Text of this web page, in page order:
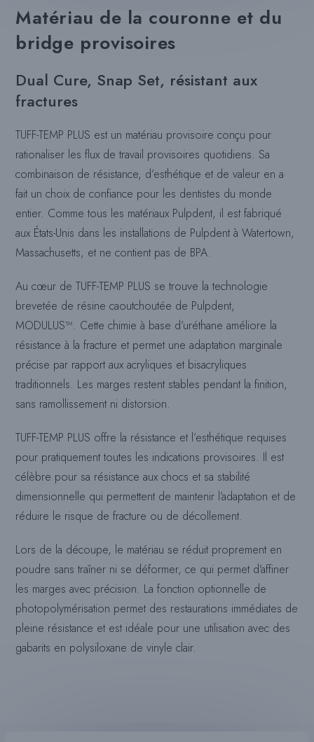
Matériau de la couronne et du
bridge provisoires
Dual Cure, Snap Set, résistant aux
fractures
TUFF-TEMP PLUS est un matériau provisoire conçu pour
rationaliser les flux de travail provisoires quotidiens. Sa
combinaison de résistance, d’esthétique et de valeur en a
fait un choix de confiance pour les dentistes du monde
entier. Comme tous les matériaux Pulpdent, il est fabriqué
aux États-Unis dans les installations de Pulpdent à Watertown,
Massachusetts, et ne contient pas de BPA.
Au cœur de TUFF-TEMP PLUS se trouve la technologie
brevetée de résine caoutchoutée de Pulpdent,
MODULUS™. Cette chimie à base d’uréthane améliore la
résistance à la fracture et permet une adaptation marginale
précise par rapport aux acryliques et bisacryliques
traditionnels. Les marges restent stables pendant la finition,
sans ramollissement ni distorsion.
TUFF-TEMP PLUS offre la résistance et l’esthétique requises
pour pratiquement toutes les indications provisoires. Il est
célèbre pour sa résistance aux chocs et sa stabilité
dimensionnelle qui permettent de maintenir l’adaptation et de
réduire le risque de fracture ou de décollement.
Lors de la découpe, le matériau se réduit proprement en
poudre sans traîner ni se déformer, ce qui permet d’affiner
les marges avec précision. La fonction optionnelle de
photopolymérisation permet des restaurations immédiates de
pleine résistance et est idéale pour une utilisation avec des
gabarits en polysiloxane de vinyle clair.